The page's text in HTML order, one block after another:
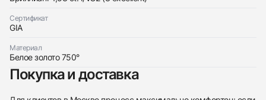
Сертификат
GIA
Материал
Белое золото 750°
Покупка и доставка